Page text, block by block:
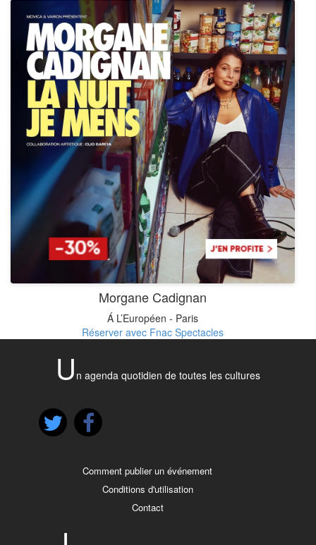
Morgane Cadignan
Á L’Européen - Paris
Réserver avec Fnac Spectacles
U n agenda quotidien de toutes les cultures
Comment publier un événement
Conditions d'utilisation
Contact